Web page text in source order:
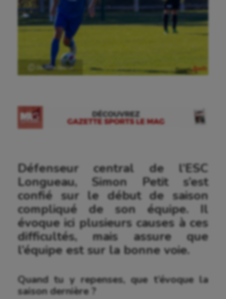
Ⓒ Gazette Sports
Défenseur central de l’ESC
Longueau, Simon Petit s’est
confié sur le début de saison
compliqué de son équipe. Il
évoque ici plusieurs causes à ces
difficultés, mais assure que
l’équipe est sur la bonne voie.
Quand tu y repenses, que t’évoque la
saison dernière ?